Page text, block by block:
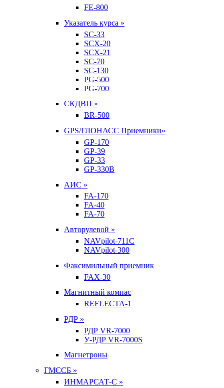
FE-800
Указатель курса »
SC-33
SCX-20
SCX-21
SC-70
SC-130
PG-500
PG-700
СКДВП »
BR-500
GPS/ГЛОНАСС Приемники»
GP-170
GP-39
GP-33
GP-330B
АИС »
FA-170
FA-40
FA-70
Авторулевой »
NAVpilot-711С
NAVpilot-300
Факсимильный приемник
FAX-30
Магнитный компас
REFLECTA-1
РДР »
РДР VR-7000
У-РДР VR-7000S
Магнетроны
ГМССБ »
ИНМАРСАТ-С »